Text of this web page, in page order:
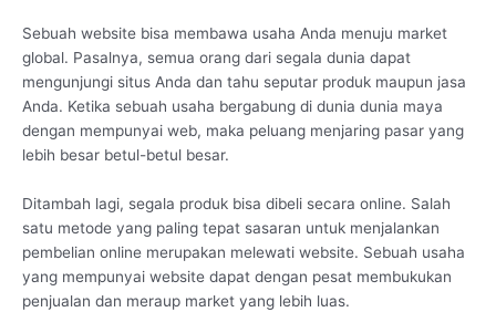
Sebuah website bisa membawa usaha Anda menuju market
global. Pasalnya, semua orang dari segala dunia dapat
mengunjungi situs Anda dan tahu seputar produk maupun jasa
Anda. Ketika sebuah usaha bergabung di dunia dunia maya
dengan mempunyai web, maka peluang menjaring pasar yang
lebih besar betul-betul besar.
Ditambah lagi, segala produk bisa dibeli secara online. Salah
satu metode yang paling tepat sasaran untuk menjalankan
pembelian online merupakan melewati website. Sebuah usaha
yang mempunyai website dapat dengan pesat membukukan
penjualan dan meraup market yang lebih luas.